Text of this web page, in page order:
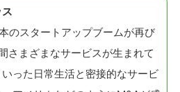
のスタートアップブームが再び
さまざまなサービスが生まれて
った日常生活と密接的なサービ